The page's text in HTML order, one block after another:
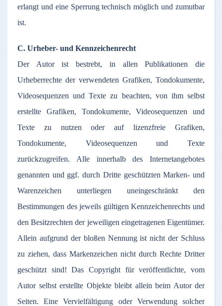
erlangt und eine Sperrung technisch möglich und zumutbar
ist.
C. Urheber- und Kennzeichenrecht
Der Autor ist bestrebt, in allen Publikationen die
Urheberrechte der verwendeten Grafiken, Tondokumente,
Videosequenzen und Texte zu beachten, von ihm selbst
erstellte Grafiken, Tondokumente, Videosequenzen und
Texte zu nutzen oder auf lizenzfreie Grafiken,
Tondokumente, Videosequenzen und Texte
zurückzugreifen. Alle innerhalb des Internetangebotes
genannten und ggf. durch Dritte geschützten Marken- und
Warenzeichen unterliegen uneingeschränkt den
Bestimmungen des jeweils gültigen Kennzeichenrechts und
den Besitzrechten der jeweiligen eingetragenen Eigentümer.
Allein aufgrund der bloßen Nennung ist nicht der Schluss
zu ziehen, dass Markenzeichen nicht durch Rechte Dritter
geschützt sind! Das Copyright für veröffentlichte, vom
Autor selbst erstellte Objekte bleibt allein beim Autor der
Seiten. Eine Vervielfältigung oder Verwendung solcher